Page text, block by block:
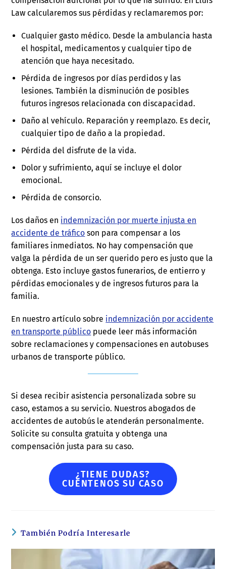
Law calcularemos sus pérdidas y reclamaremos por:
Cualquier gasto médico. Desde la ambulancia hasta
el hospital, medicamentos y cualquier tipo de
atención que haya necesitado.
Pérdida de ingresos por días perdidos y las
lesiones. También la disminución de posibles
futuros ingresos relacionada con discapacidad.
Daño al vehículo. Reparación y reemplazo. Es decir,
cualquier tipo de daño a la propiedad.
Pérdida del disfrute de la vida.
Dolor y sufrimiento, aquí se incluye el dolor
emocional.
Pérdida de consorcio.
Los daños en indemnización por muerte injusta en
accidente de tráfico son para compensar a los
familiares inmediatos. No hay compensación que
valga la pérdida de un ser querido pero es justo que la
obtenga. Esto incluye gastos funerarios, de entierro y
pérdidas emocionales y de ingresos futuros para la
familia.
En nuestro artículo sobre indemnización por accidente
en transporte público puede leer más información
sobre reclamaciones y compensaciones en autobuses
urbanos de transporte público.
Si desea recibir asistencia personalizada sobre su
caso, estamos a su servicio. Nuestros abogados de
accidentes de autobús le atenderán personalmente.
Solicite su consulta gratuita y obtenga una
compensación justa para su caso.
¿TIENE DUDAS?
CUÉNTENOS SU CASO
También Podría Interesarle